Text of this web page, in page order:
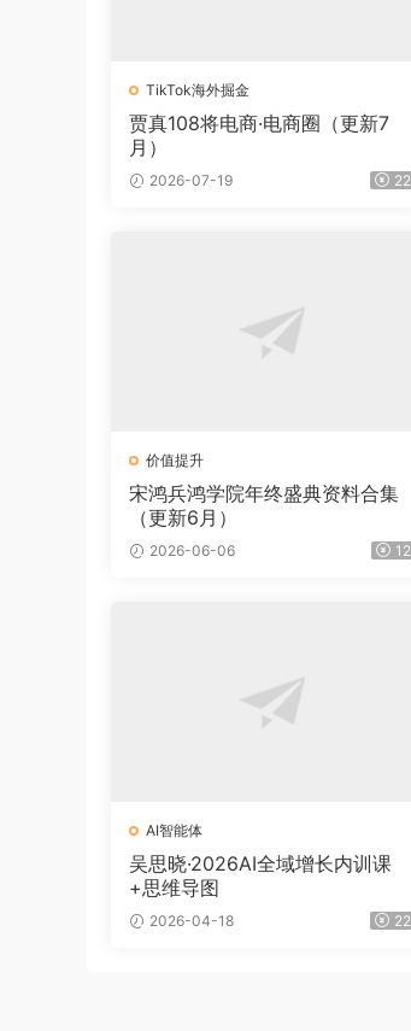
TikTok海外掘金
贾真108将电商·电商圈（更新7
月）
2026-07-19 22
价值提升
宋鸿兵鸿学院年终盛典资料合集
（更新6月）
2026-06-06 12
AI智能体
吴思晓·2026AI全域增长内训课
+思维导图
2026-04-18 22